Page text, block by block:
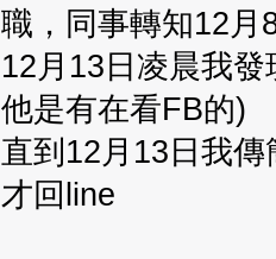
職，同事轉知12月
12月13日凌晨我
他是有在看FB的)
直到12月13日我
才回line